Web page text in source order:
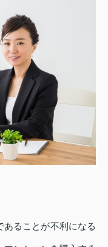
ることが不利になる